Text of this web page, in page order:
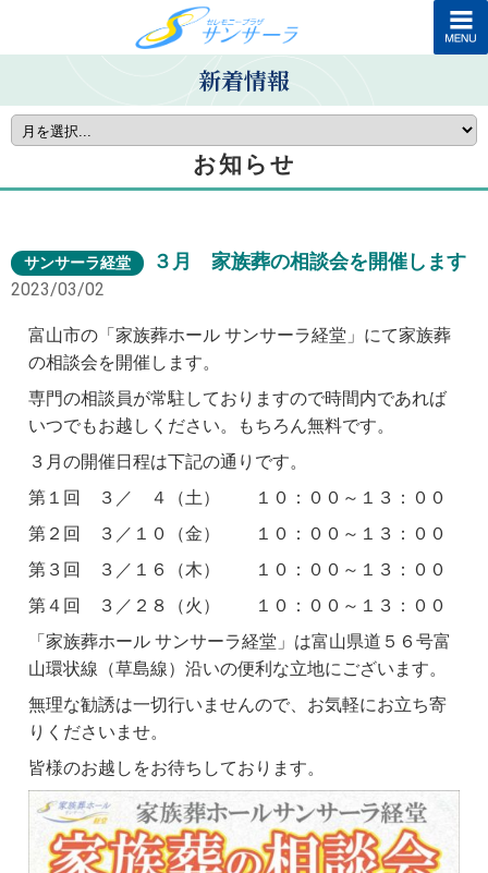
新着情報
お知らせ
サンサーラ経堂 ３月 家族葬の相談会を開催します
2023/03/02
富山市の「家族葬ホール サンサーラ経堂」にて家族葬
の相談会を開催します。
専門の相談員が常駐しておりますので時間内であれば
いつでもお越しください。もちろん無料です。
３月の開催日程は下記の通りです。
第１回 ３／ ４（土） １０：００～１３：００
第２回 ３／１０（金） １０：００～１３：００
第３回 ３／１６（木） １０：００～１３：００
第４回 ３／２８（火） １０：００～１３：００
「家族葬ホール サンサーラ経堂」は富山県道５６号富
山環状線（草島線）沿いの便利な立地にございます。
無理な勧誘は一切行いませんので、お気軽にお立ち寄
りくださいませ。
皆様のお越しをお待ちしております。